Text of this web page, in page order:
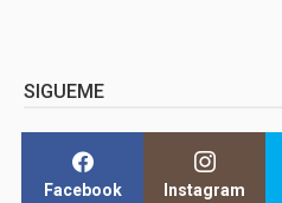
SIGUEME
Facebook Instagram